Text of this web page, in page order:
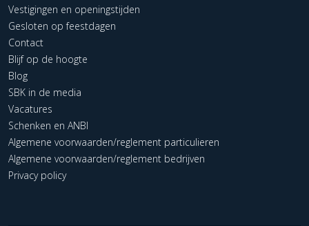
Vestigingen en openingstijden
Gesloten op feestdagen
Contact
Blijf op de hoogte
Blog
SBK in de media
Vacatures
Schenken en ANBI
Algemene voorwaarden/reglement particulieren
Algemene voorwaarden/reglement bedrijven
Privacy policy